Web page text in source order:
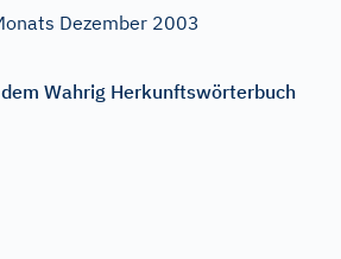
Dezember 2003
Wahrig Herkunftswörterbuch